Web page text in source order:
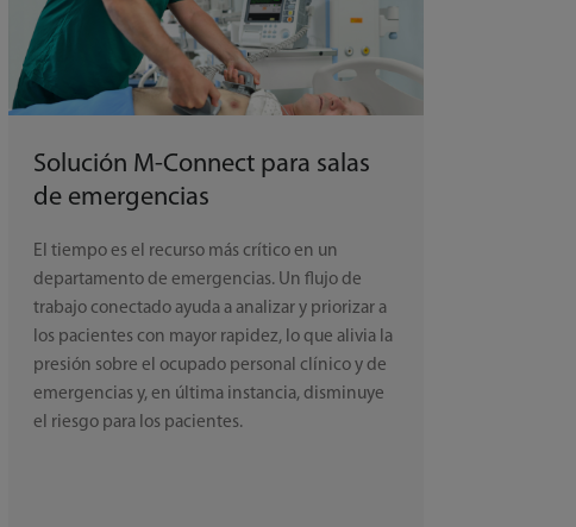
Solución M-Connect para salas
de emergencias
El tiempo es el recurso más crítico en un
departamento de emergencias. Un flujo de
trabajo conectado ayuda a analizar y priorizar a
los pacientes con mayor rapidez, lo que alivia la
presión sobre el ocupado personal clínico y de
emergencias y, en última instancia, disminuye
el riesgo para los pacientes.